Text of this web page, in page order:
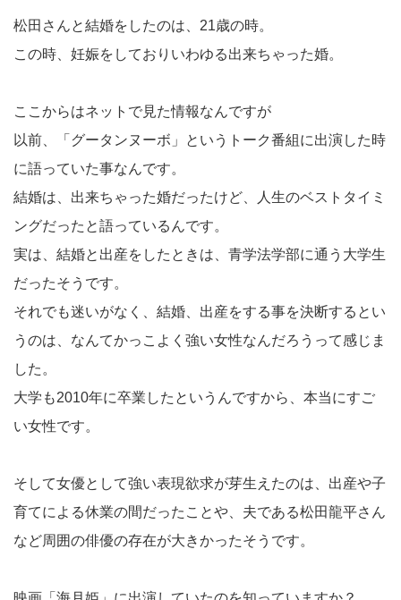
松田さんと結婚をしたのは、21歳の時。
この時、妊娠をしておりいわゆる出来ちゃった婚。
ここからはネットで見た情報なんですが
以前、「グータンヌーボ」というトーク番組に出演した時
に語っていた事なんです。
結婚は、出来ちゃった婚だったけど、人生のベストタイミ
ングだったと語っているんです。
実は、結婚と出産をしたときは、青学法学部に通う大学生
だったそうです。
それでも迷いがなく、結婚、出産をする事を決断するとい
うのは、なんてかっこよく強い女性なんだろうって感じま
した。
大学も2010年に卒業したというんですから、本当にすご
い女性です。
そして女優として強い表現欲求が芽生えたのは、出産や子
育てによる休業の間だったことや、夫である松田龍平さん
など周囲の俳優の存在が大きかったそうです。